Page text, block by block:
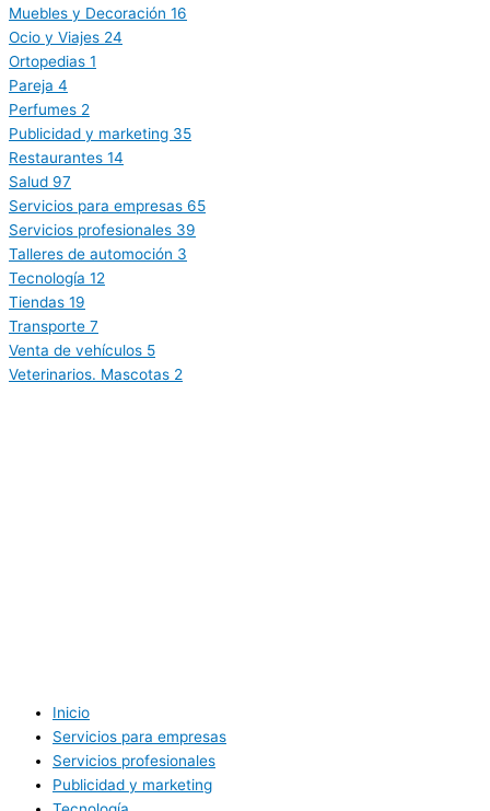
Muebles y Decoración 16
Ocio y Viajes 24
Ortopedias 1
Pareja 4
Perfumes 2
Publicidad y marketing 35
Restaurantes 14
Salud 97
Servicios para empresas 65
Servicios profesionales 39
Talleres de automoción 3
Tecnología 12
Tiendas 19
Transporte 7
Venta de vehículos 5
Veterinarios. Mascotas 2
Inicio
Servicios para empresas
Servicios profesionales
Publicidad y marketing